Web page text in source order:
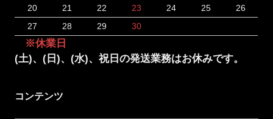
20
21 22 23 24 25
26
27
28 29 30
※休業日
(土)、(日)、(水)、祝日の発送業務はお休みです。
コンテンツ